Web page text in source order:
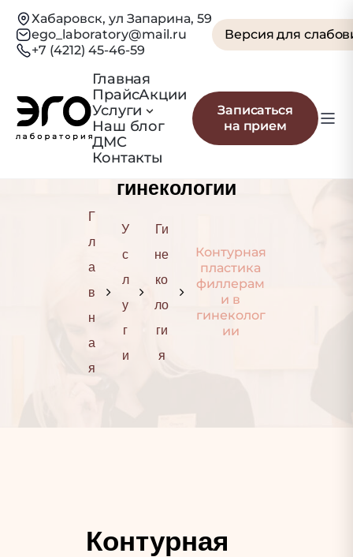
Хабаровск, ул Запарина, 59
ego_laboratory@mail.ru
+7 (4212) 45-46-59
Версия для
Главная
ПрайсАкции
Услуги
Наш блог
ДМС
Контакты
Записаться
на прием
Контурная
пластика
филлерами в
гинекологии
Г
л
а
в
н
а
я
У
с
л
у
г
и
Ги
не
ко
ло
ги
я
Контурная
пластика
филлерам
и в
гинеколог
ии
Контурная